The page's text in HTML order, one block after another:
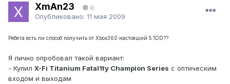
XmAn23 0
Опубликовано: 11 мая 2009
Ребята есть ли способ получить от Xbox360 настояший 5.1DD??
Я лично опробовал такой вариант:
- Купил X-Fi Titanium Fatal1ty Champion Series c оптическим
входом и выходам